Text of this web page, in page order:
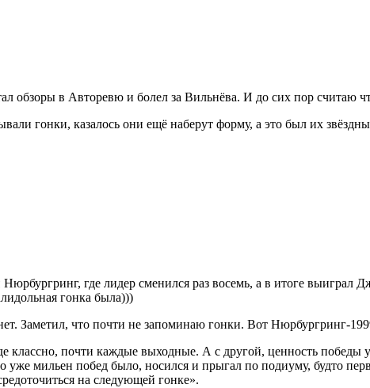
обзоры в Авторевю и болел за Вильнёва. И до сих пор считаю
гонки, казалось они ещё наберут форму, а это был их
где лидер сменился раз восемь, а в итоге выиграл
гонка была)))
Заметил, что почти не запоминаю гонки. Вот Нюрбургринг-
классно, почти каждые выходные. А с другой, ценность
мильен побед было, носился и прыгал по подиуму, будто
на следующей гонке».